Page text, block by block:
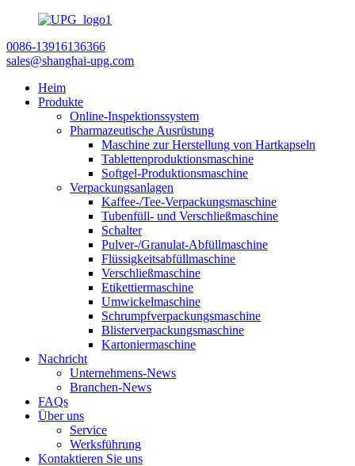
0086-13916136366
sales@shanghai-upg.com
Heim
Produkte
Online-Inspektionssystem
Pharmazeutische Ausrüstung
Maschine zur Herstellung von Hartkapseln
Tablettenproduktionsmaschine
Softgel-Produktionsmaschine
Verpackungsanlagen
Kaffee-/Tee-Verpackungsmaschine
Tubenfüll- und Verschließmaschine
Schalter
Pulver-/Granulat-Abfüllmaschine
Flüssigkeitsabfüllmaschine
Verschließmaschine
Etikettiermaschine
Umwickelmaschine
Schrumpfverpackungsmaschine
Blisterverpackungsmaschine
Kartoniermaschine
Nachricht
Unternehmens-News
Branchen-News
FAQs
Über uns
Service
Werksführung
Kontaktieren Sie uns